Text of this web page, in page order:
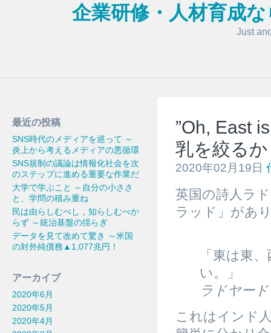
企業研修・人材育成
Just
最近の投稿
SNS時代のメディアを巡って ～
炎上から考えるメディアの悪循環
SNS規制の議論は情報化社会を次
のステップに進める重要な作業だ
大学で学ぶこと ～自分の小ささ
と、学問の積み重ね
民は由らしむべし，知らしむべか
らず ～統治基盤の揺らぎ
データを見て改めて驚き ～米国
の対外純債務▲1,077兆円！
アーカイブ
2020年6月
2020年5月
2020年4月
”Oh, East
乳を絞る
2020年02月19日
英国の詩人ラ
ラッド」があ
「東は東
い。」
ラドヤー
これはインド